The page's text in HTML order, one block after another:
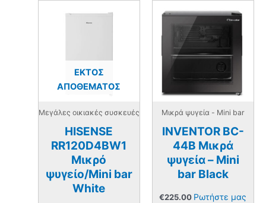
ΕΚΤΌΣ
ΑΠΟΘΈΜΑΤΟΣ
Μεγάλες οικιακές συσκευές
HISENSE
RR120D4BW1
Μικρό
ψυγείο/Mini bar
White
Μικρά ψυγεία - Mini bar
INVENTOR BC-
44B Μικρά
ψυγεία – Mini
bar Black
€225.00 Ρωτήστε μας